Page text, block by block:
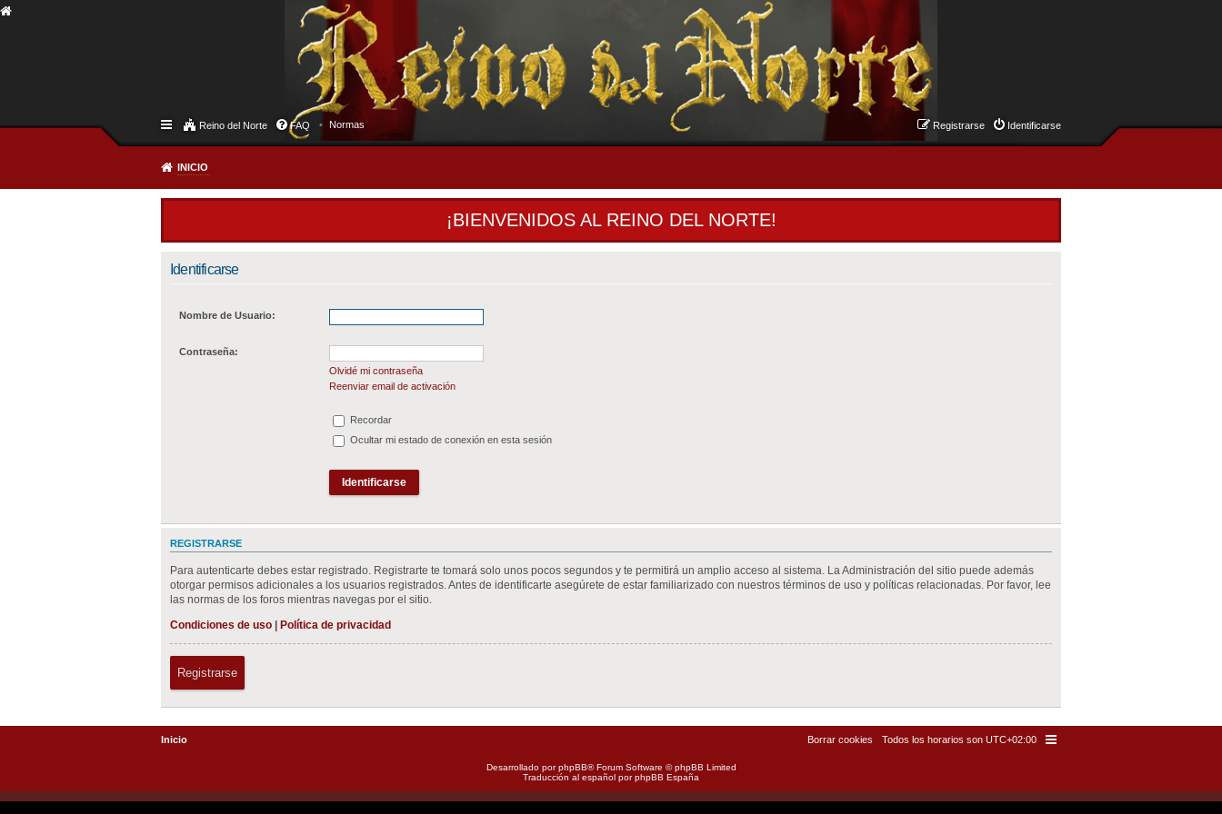
Reino del Norte FAQ Normas Identificarse
Registrarse
INICIO
¡BIENVENIDOS AL REINO DEL NORTE!
Identificarse
Nombre de Usuario:
Contraseña:
Olvidé mi contraseña
Reenviar email de activación
Recordar
Ocultar mi estado de conexión en esta sesión
REGISTRARSE
Para autenticarte debes estar registrado. Registrarte te tomará solo unos pocos segundos y te permitirá un amplio acceso al sistema. La Administración del sitio puede además
otorgar permisos adicionales a los usuarios registrados. Antes de identificarte asegúrete de estar familiarizado con nuestros términos de uso y políticas relacionadas. Por favor, lee
las normas de los foros mientras navegas por el sitio.
Condiciones de uso
Política de privacidad
Registrarse
Inicio Todos los horarios son UTC+02:00
Borrar cookies
Desarrollado porphpBB® Forum Software © phpBB Limited
Traducción al español porphpBB España